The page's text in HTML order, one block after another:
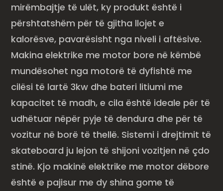
mirëmbajtje të ulët, ky produkt është i
përshtatshëm për të gjitha llojet e
kalorësve, pavarësisht nga niveli i aftësive.
Makina elektrike me motor bore në këmbë
mundësohet nga motorë të dyfishtë me
cilësi të lartë 3kw dhe bateri litiumi me
kapacitet të madh, e cila është ideale për të
udhëtuar nëpër pyje të dendura dhe për të
vozitur në borë të thellë. Sistemi i drejtimit të
skateboard ju lejon të shijoni vozitjen në çdo
stinë. Kjo makinë elektrike me motor dëbore
është e pajisur me dy shina gome të